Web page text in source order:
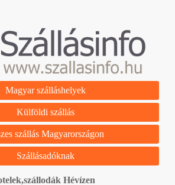
Magyar szálláshelyek
Külföldi szállás
szállás Magyarországon
Szállásadóknak
Hévízen